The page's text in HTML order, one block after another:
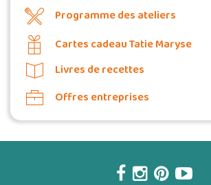
Programme des ateliers
Cartes cadeau Tatie Maryse
Livres de recettes
Offres entreprises